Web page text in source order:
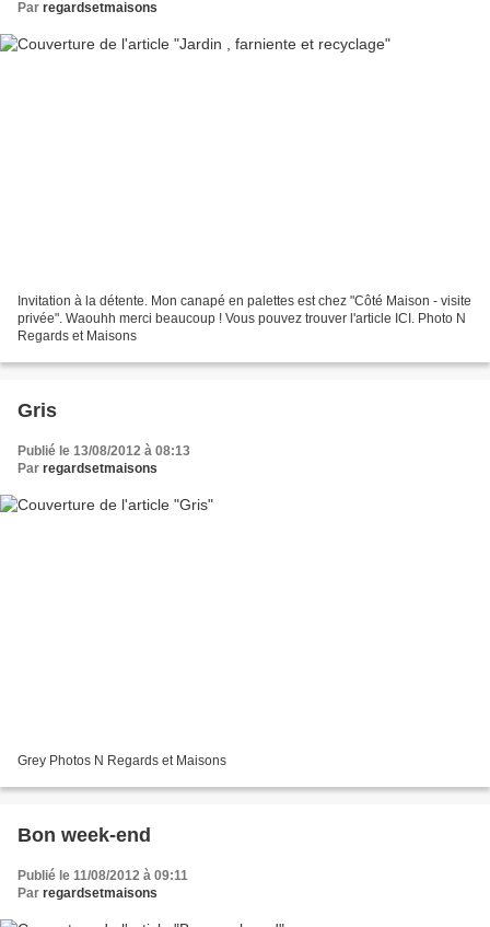
Par regardsetmaisons
Invitation à la détente. Mon canapé en palettes est chez "Côté Maison - visite
privée". Waouhh merci beaucoup ! Vous pouvez trouver l'article ICI. Photo N
Regards et Maisons
Gris
Publié le 13/08/2012 à 08:13
Par regardsetmaisons
Grey Photos N Regards et Maisons
Bon week-end
Publié le 11/08/2012 à 09:11
Par regardsetmaisons